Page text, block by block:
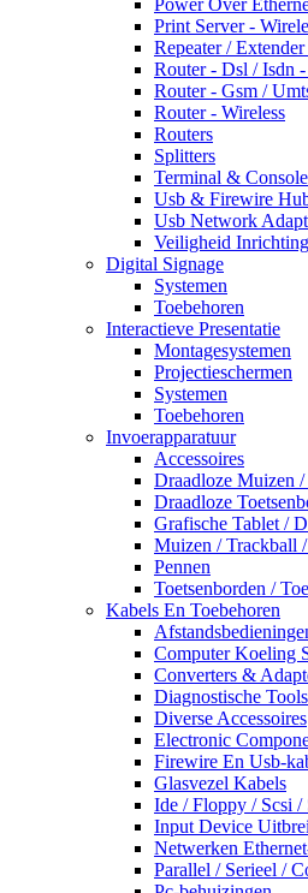
Print Server -
Repeater /
Router - Dsl / Isdn
Router - Gsm /
Router - Wireless
Routers
Splitters
Terminal &
Usb & Firewire
Usb Network
Veiligheid
Digital Signage
Systemen
Toebehoren
Interactieve Presentatie
Montagesystemen
Projectieschermen
Systemen
Toebehoren
Invoerapparatuur
Accessoires
Draadloze Muizen
Draadloze
Grafische Tablet /
Muizen / Trackball /
Pennen
Toetsenborden /
Kabels En Toebehoren
Computer Koeling
Converters &
Diagnostische
Diverse Accessoires
Electronic
Firewire En Usb-
Glasvezel Kabels
Ide / Floppy / Scsi /
Input Device
Netwerken
Parallel / Serieel /